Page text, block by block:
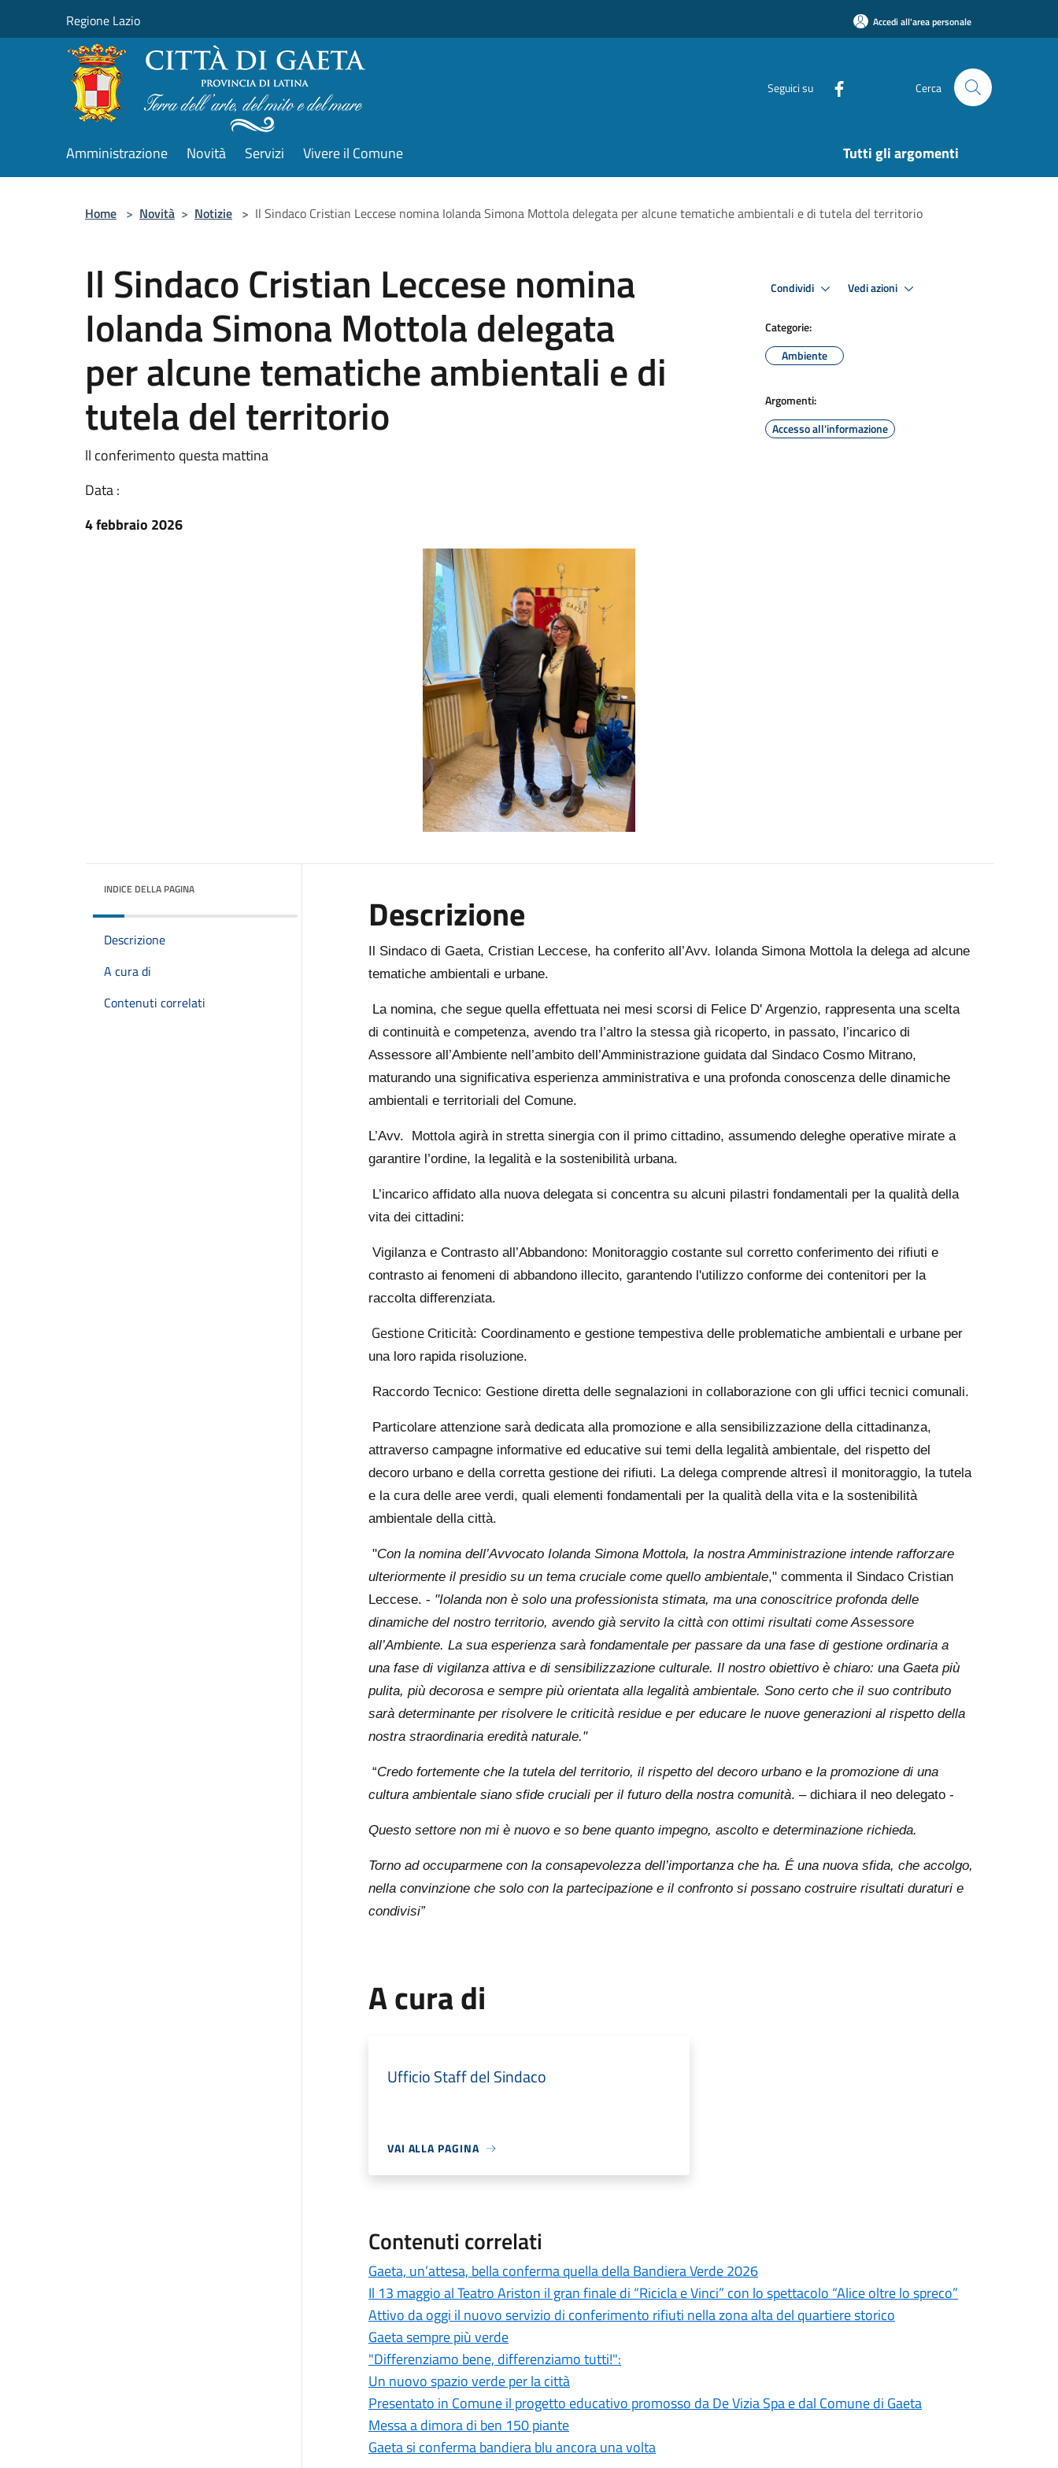
Regione Lazio Accedi all'area personale
Seguici su Cerca
Amministrazione Novità Servizi Vivere il Comune Tutti gli argomenti
Home > Novità > Notizie > Il Sindaco Cristian Leccese nomina Iolanda Simona Mottola delegata per alcune tematiche ambientali e di tutela del territorio
Il Sindaco Cristian Leccese nomina
Iolanda Simona Mottola delegata
per alcune tematiche ambientali e di
tutela del territorio
ll conferimento questa mattina
Data :
4 febbraio 2026
Condividi Vedi azioni
Categorie:
Ambiente
Argomenti:
Accesso all'informazione
INDICE DELLA PAGINA
Descrizione
A cura di
Contenuti correlati
Descrizione
Il Sindaco di Gaeta, Cristian Leccese, ha conferito all’Avv. Iolanda Simona Mottola la delega ad alcune
tematiche ambientali e urbane.
La nomina, che segue quella effettuata nei mesi scorsi di Felice D' Argenzio, rappresenta una scelta
di continuità e competenza, avendo tra l’altro la stessa già ricoperto, in passato, l’incarico di
Assessore all’Ambiente nell’ambito dell’Amministrazione guidata dal Sindaco Cosmo Mitrano,
maturando una significativa esperienza amministrativa e una profonda conoscenza delle dinamiche
ambientali e territoriali del Comune.
L’Avv. Mottola agirà in stretta sinergia con il primo cittadino, assumendo deleghe operative mirate a
garantire l’ordine, la legalità e la sostenibilità urbana.
L’incarico affidato alla nuova delegata si concentra su alcuni pilastri fondamentali per la qualità della
vita dei cittadini:
Vigilanza e Contrasto all’Abbandono: Monitoraggio costante sul corretto conferimento dei rifiuti e
contrasto ai fenomeni di abbandono illecito, garantendo l'utilizzo conforme dei contenitori per la
raccolta differenziata.
Gestione Criticità: Coordinamento e gestione tempestiva delle problematiche ambientali e urbane per
una loro rapida risoluzione.
Raccordo Tecnico: Gestione diretta delle segnalazioni in collaborazione con gli uffici tecnici comunali.
Particolare attenzione sarà dedicata alla promozione e alla sensibilizzazione della cittadinanza,
attraverso campagne informative ed educative sui temi della legalità ambientale, del rispetto del
decoro urbano e della corretta gestione dei rifiuti. La delega comprende altresì il monitoraggio, la tutela
e la cura delle aree verdi, quali elementi fondamentali per la qualità della vita e la sostenibilità
ambientale della città.
"Con la nomina dell’Avvocato Iolanda Simona Mottola, la nostra Amministrazione intende rafforzare
ulteriormente il presidio su un tema cruciale come quello ambientale," commenta il Sindaco Cristian
Leccese. - "Iolanda non è solo una professionista stimata, ma una conoscitrice profonda delle
dinamiche del nostro territorio, avendo già servito la città con ottimi risultati come Assessore
all’Ambiente. La sua esperienza sarà fondamentale per passare da una fase di gestione ordinaria a
una fase di vigilanza attiva e di sensibilizzazione culturale. Il nostro obiettivo è chiaro: una Gaeta più
pulita, più decorosa e sempre più orientata alla legalità ambientale. Sono certo che il suo contributo
sarà determinante per risolvere le criticità residue e per educare le nuove generazioni al rispetto della
nostra straordinaria eredità naturale."
“Credo fortemente che la tutela del territorio, il rispetto del decoro urbano e la promozione di una
cultura ambientale siano sfide cruciali per il futuro della nostra comunità. – dichiara il neo delegato -
Questo settore non mi è nuovo e so bene quanto impegno, ascolto e determinazione richieda.
Torno ad occuparmene con la consapevolezza dell’importanza che ha. É una nuova sfida, che accolgo,
nella convinzione che solo con la partecipazione e il confronto si possano costruire risultati duraturi e
condivisi”
A cura di
Ufficio Staff del Sindaco
VAI ALLA PAGINA
Contenuti correlati
Gaeta, un’attesa, bella conferma quella della Bandiera Verde 2026
Il 13 maggio al Teatro Ariston il gran finale di “Ricicla e Vinci” con lo spettacolo “Alice oltre lo spreco”
Attivo da oggi il nuovo servizio di conferimento rifiuti nella zona alta del quartiere storico
Gaeta sempre più verde
"Differenziamo bene, differenziamo tutti!":
Un nuovo spazio verde per la città
Presentato in Comune il progetto educativo promosso da De Vizia Spa e dal Comune di Gaeta
Messa a dimora di ben 150 piante
Gaeta si conferma bandiera blu ancora una volta